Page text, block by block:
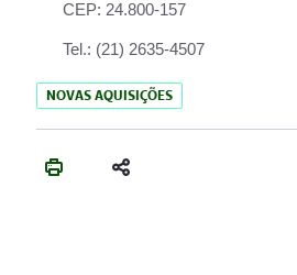
CEP: 24.800-157
Tel.: (21) 2635-4507
NOVAS AQUISIÇÕES